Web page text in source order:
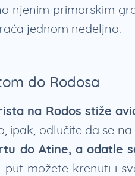
njenim primorskim
jednom nedeljno.
do Rodosa
na Rodos stiže
ipak, odlučite da se
do Atine, a odatle
možete krenuti i